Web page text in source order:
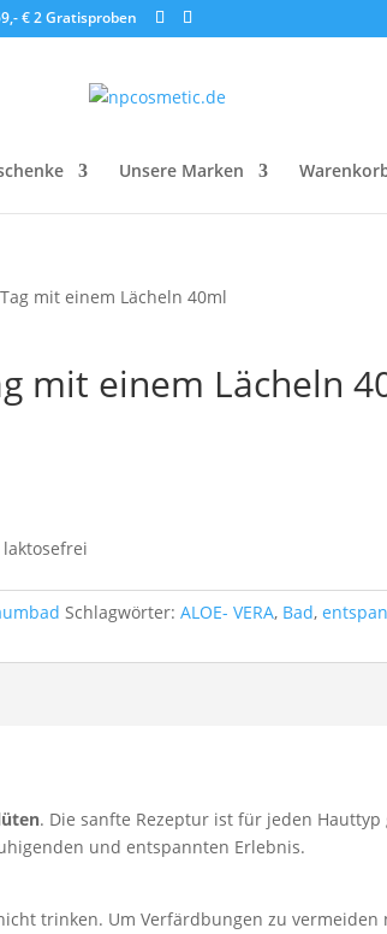
€ 2 Gratisproben
Unsere Marken
mit einem Lächeln 40ml
mit einem Lächeln
Schlagwörter:ALOE- VERA, Bad,
. Die sanfte Rezeptur ist für jeden
und entspannten Erlebnis.
trinken. Um Verfärdbungen zu